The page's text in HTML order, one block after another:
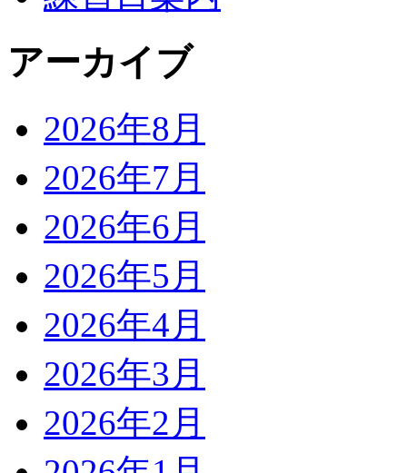
アーカイブ
2026年8月
2026年7月
2026年6月
2026年5月
2026年4月
2026年3月
2026年2月